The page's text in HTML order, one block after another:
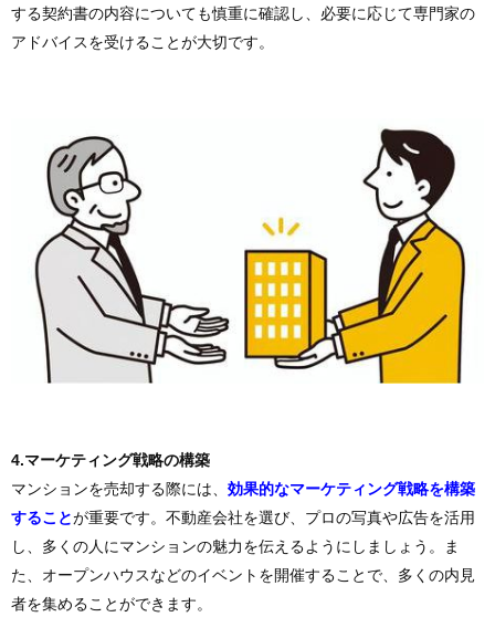
する契約書の内容についても慎重に確認し、必要に応じて専門家の
アドバイスを受けることが大切です。
4.マーケティング戦略の構築
マンションを売却する際には、 効果的なマーケティング戦略を構築
することが重要です。不動産会社を選び、プロの写真や広告を活用
し、多くの人にマンションの魅力を伝えるようにしましょう。ま
た、オープンハウスなどのイベントを開催することで、多くの内見
者を集めることができます。